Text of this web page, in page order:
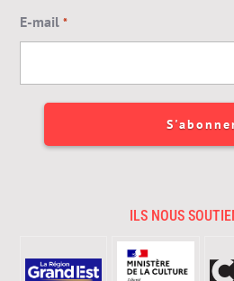
E-mail *
ILS NOUS